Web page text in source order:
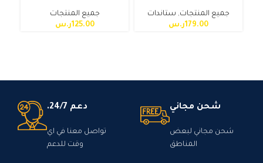
جميع المنتجات, ستاندات
179.00ر.س
جميع المنتجات
125.00ر.س
شحن مجاني
شحن مجاني لبعض
المناطق
دعم 24/7.
تواصل معنا في اي
وقت للدعم